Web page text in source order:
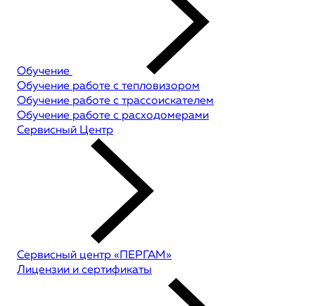
Обучение
Обучение работе с тепловизором
Обучение работе с трассоискателем
Обучение работе с расходомерами
Сервисный Центр
Сервисный центр «ПЕРГАМ»
Лицензии и сертификаты